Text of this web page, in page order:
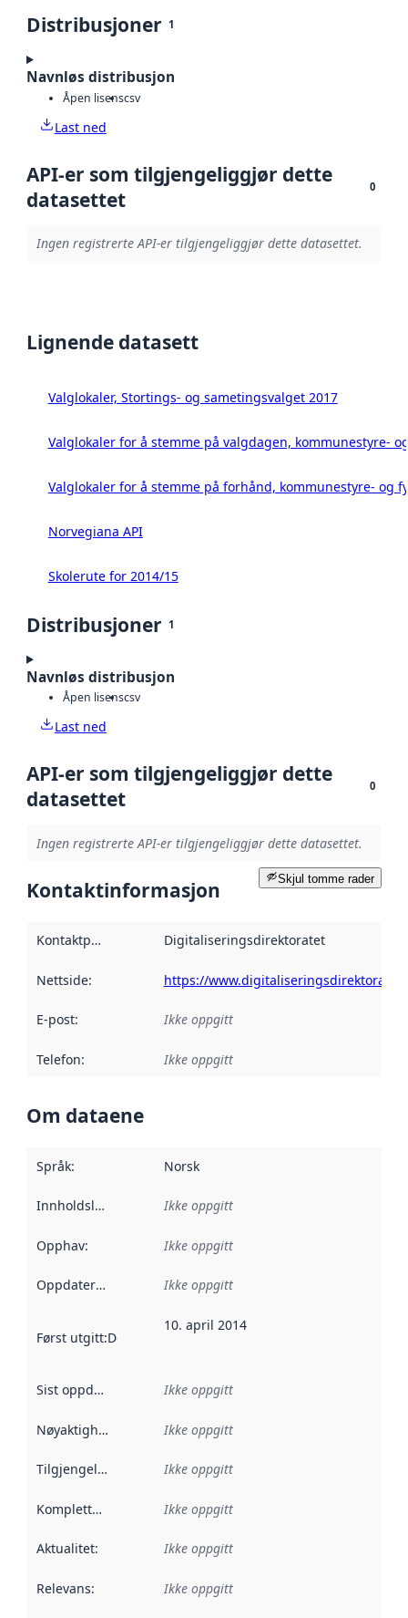
Distribusjoner 1
Navnløs distribusjon
Åpen lisenscsv
Last ned
API-er som tilgjengeliggjør dette
datasettet
0
Ingen registrerte API-er tilgjengeliggjør dette datasettet.
Lignende datasett
Valglokaler, Stortings- og sametingsvalget 2017
Valglokaler for å stemme på valgdagen, kommunestyre-
Valglokaler for å stemme på forhånd, kommunestyre- og
Norvegiana API
Skolerute for 2014/15
Distribusjoner 1
Navnløs distribusjon
Åpen lisenscsv
Last ned
API-er som tilgjengeliggjør dette
datasettet
0
Ingen registrerte API-er tilgjengeliggjør dette datasettet.
Skjul tomme rader
Kontaktinformasjon
Kontaktpunkt Digitaliseringsdirektoratet
Nettside: https://
E-post: Ikke oppgitt
Telefon: Ikke oppgitt
Om dataene
Språk: Norsk
Innholdsleverandører :
Ikke oppgitt
Opphav: Ikke oppgitt
Oppdateringsfrekvens :
Ikke oppgitt
Først utgitt:Denne datoen sier når dataene i dette
10. april 2014
Sist oppdatert Ikke oppgitt
Nøyaktighet Ikke oppgitt
Tilgjengelighet Ikke oppgitt
Kompletthet Ikke oppgitt
Aktualitet: Ikke oppgitt
Relevans: Ikke oppgitt